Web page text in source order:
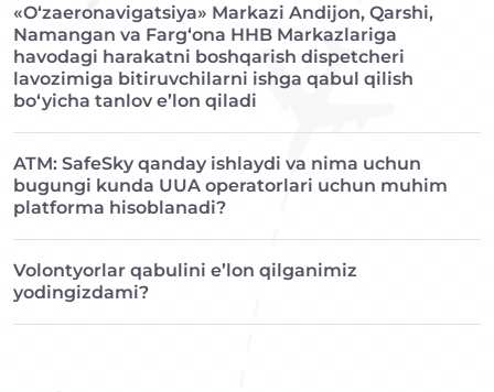
«O‘zaeronavigatsiya» Markazi Andijon, Qarshi,
Namangan va Farg‘ona HHB Markazlariga
havodagi harakatni boshqarish dispetcheri
lavozimiga bitiruvchilarni ishga qabul qilish
bo‘yicha tanlov e’lon qiladi
ATM: SafeSky qanday ishlaydi va nima uchun
bugungi kunda UUA operatorlari uchun muhim
platforma hisoblanadi?
Volontyorlar qabulini e’lon qilganimiz
yodingizdami?